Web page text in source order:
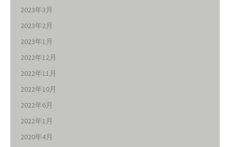
2023年3月
2023年2月
2023年1月
2022年12月
2022年11月
2022年10月
2022年6月
2022年1月
2020年4月